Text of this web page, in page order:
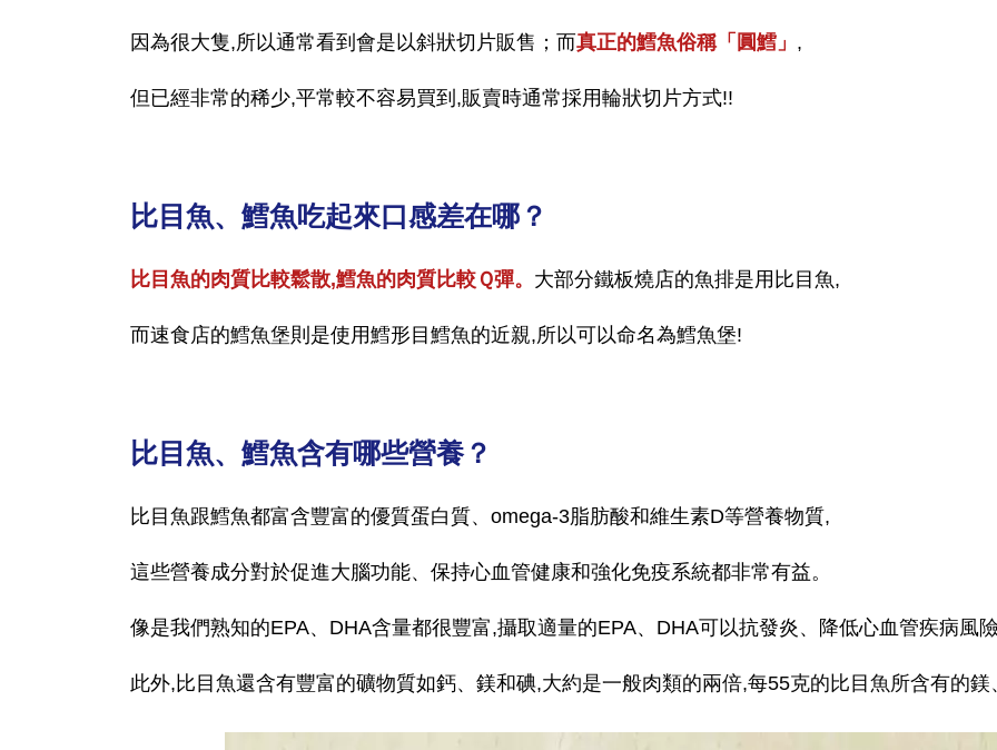
因為很大隻,所以通常看到會是以斜狀切片販售；而真正的鱈魚俗稱「圓鱈」 ,
但已經非常的稀少,平常較不容易買到,販賣時通常採用輪狀切片方式!!
比目魚、鱈魚吃起來口感差在哪？
比目魚的肉質比較鬆散,鱈魚的肉質比較Ｑ彈。 大部分鐵板燒店的魚排是用比目魚,
而速食店的鱈魚堡則是使用鱈形目鱈魚的近親,所以可以命名為鱈魚堡!
比目魚、鱈魚含有哪些營養？
比目魚跟鱈魚都富含豐富的優質蛋白質、omega-3脂肪酸和維生素D等營養物質,
這些營養成分對於促進大腦功能、保持心血管健康和強化免疫系統都非常有益。
像是我們熟知的EPA、DHA含量都很豐富,攝取適量的EPA、DHA可以抗發炎、降低心血管疾病風
此外,比目魚還含有豐富的礦物質如鈣、鎂和碘,大約是一般肉類的兩倍,每55克的比目魚所含有的